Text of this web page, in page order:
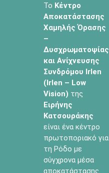
Το Κέντρο
Αποκατάστασης
Χαμηλής Όρασης
–
Δυσχρωματοψίας
και Ανίχνευσης
Συνδρόμου Irlen
(Irlen – Low
Vision) της
Ειρήνης
Κατσουράκης
είναι ένα κέντρο
πρωτοποριακό για
τη Ρόδο με
σύγχρονα μέσα
αποκατάστασης.